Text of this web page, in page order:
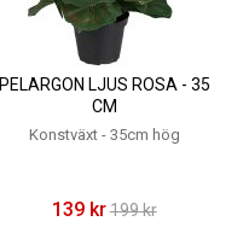
PELARGON LJUS ROSA - 35
CM
Konstväxt - 35cm hög
139 kr199 kr